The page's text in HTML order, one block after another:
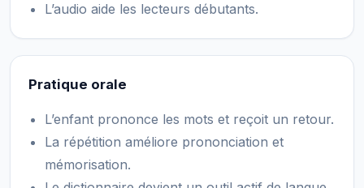
L’audio aide les lecteurs débutants.
Pratique orale
L’enfant prononce les mots et reçoit un retour.
La répétition améliore prononciation et
mémorisation.